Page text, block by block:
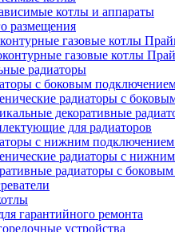
котлы и аппараты
размещения
газовые котлы
газовые котлы
радиаторы
c боковым
радиаторы c
декоративные
для радиаторов
c нижним
радиаторы c
радиаторы с
гарантийного ремонта
устройства